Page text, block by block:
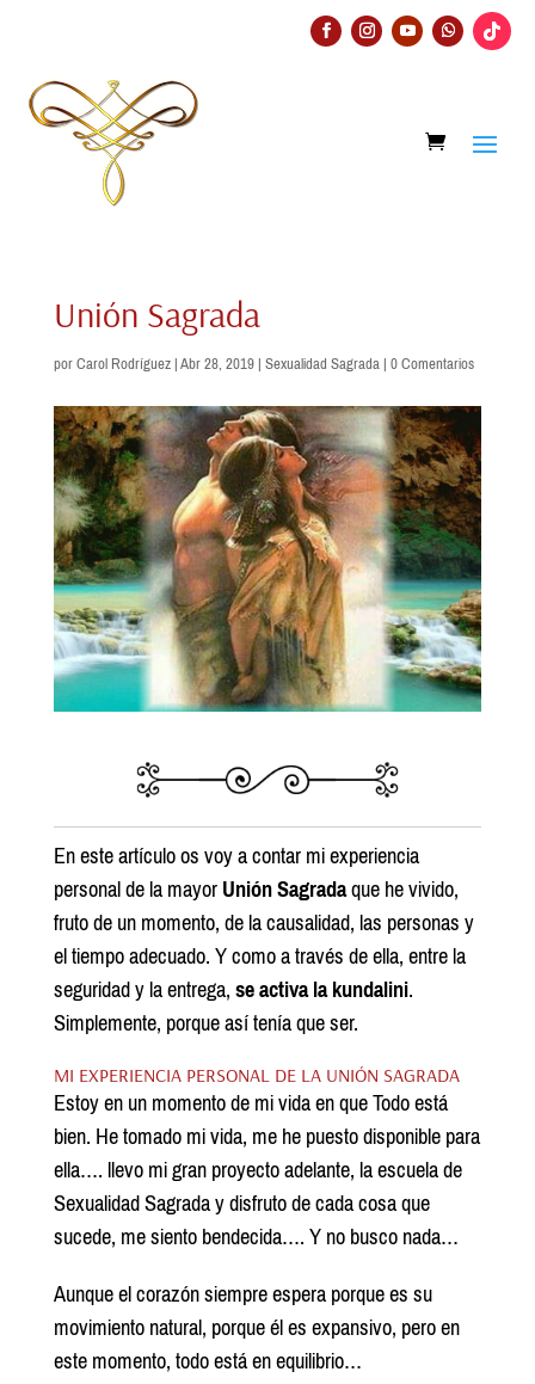
Unión Sagrada
porCarol Rodríguez|Abr 28, 2019|Sexualidad Sagrada|0 Comentarios
En este artículo os voy a contar mi experiencia
personal de la mayorUnión Sagradaque he vivido,
fruto de un momento, de la causalidad, las personas y
el tiempo adecuado. Y como a través de ella, entre la
seguridad y la entrega,se activa la kundalini.
Simplemente, porque así tenía que ser.
MI EXPERIENCIA PERSONAL DE LA UNIÓN SAGRADA
Estoy en un momento de mi vida en que Todo está
bien. He tomado mi vida, me he puesto disponible para
ella…. llevo mi gran proyecto adelante, la escuela de
Sexualidad Sagrada y disfruto de cada cosa que
sucede, me siento bendecida…. Y no busco nada…
Aunque el corazón siempre espera porque es su
movimiento natural, porque él es expansivo, pero en
este momento, todo está en equilibrio…